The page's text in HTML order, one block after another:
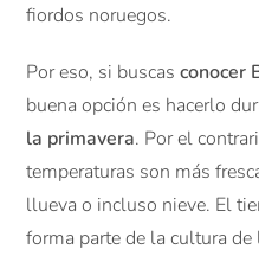
fiordos noruegos.
Por eso, si buscasconocer
buena opción es hacerlo
la primavera. Por el
temperaturas son más
llueva o incluso nieve. El
forma parte de la cultura